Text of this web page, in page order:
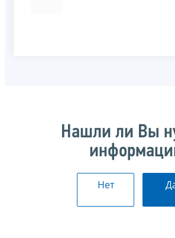
Нашли ли Вы
Нет